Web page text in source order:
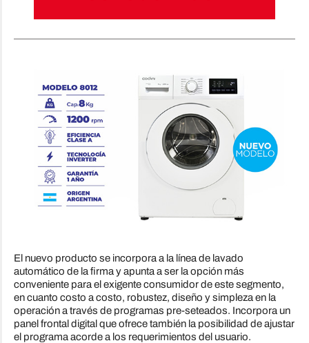
El nuevo producto se incorpora a la línea de lavado
automático de la firma y apunta a ser la opción más
conveniente para el exigente consumidor de este segmento,
en cuanto costo a costo, robustez, diseño y simpleza en la
operación a través de programas pre-seteados. Incorpora un
panel frontal digital que ofrece también la posibilidad de ajustar
el programa acorde a los requerimientos del usuario.